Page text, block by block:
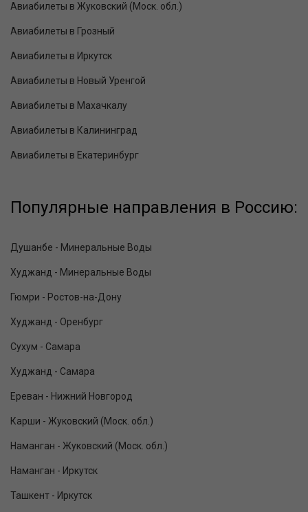
Авиабилеты в Жуковский (Моск. обл.)
Авиабилеты в Грозный
Авиабилеты в Иркутск
Авиабилеты в Новый Уренгой
Авиабилеты в Махачкалу
Авиабилеты в Калининград
Авиабилеты в Екатеринбург
Популярные направления в Россию:
Душанбе - Минеральные Воды
Худжанд - Минеральные Воды
Гюмри - Ростов-на-Дону
Худжанд - Оренбург
Сухум - Самара
Худжанд - Самара
Ереван - Нижний Новгород
Карши - Жуковский (Моск. обл.)
Наманган - Жуковский (Моск. обл.)
Наманган - Иркутск
Ташкент - Иркутск